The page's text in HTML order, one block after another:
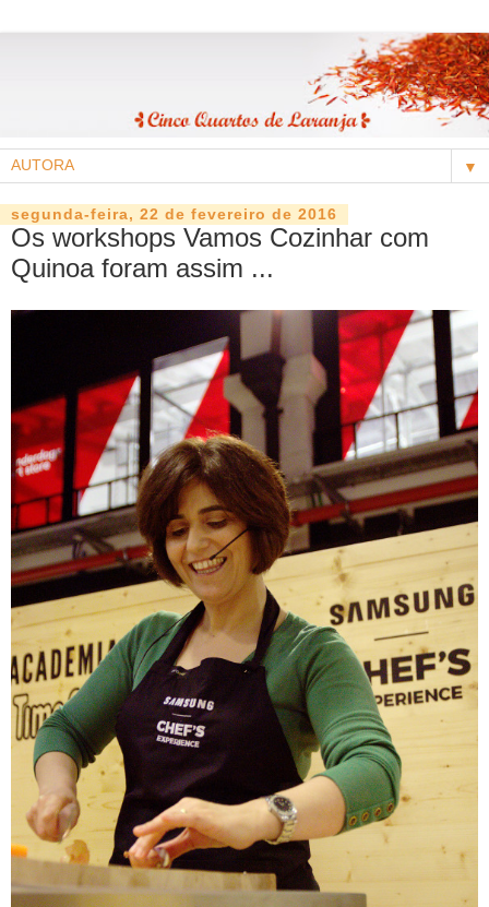
▼
segunda-feira, 22 de fevereiro de 2016
Os workshops Vamos Cozinhar com
Quinoa foram assim ...